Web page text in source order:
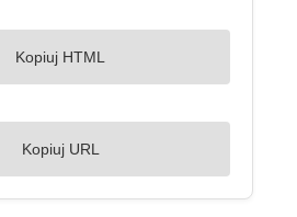
Kopiuj HTML
Kopiuj URL